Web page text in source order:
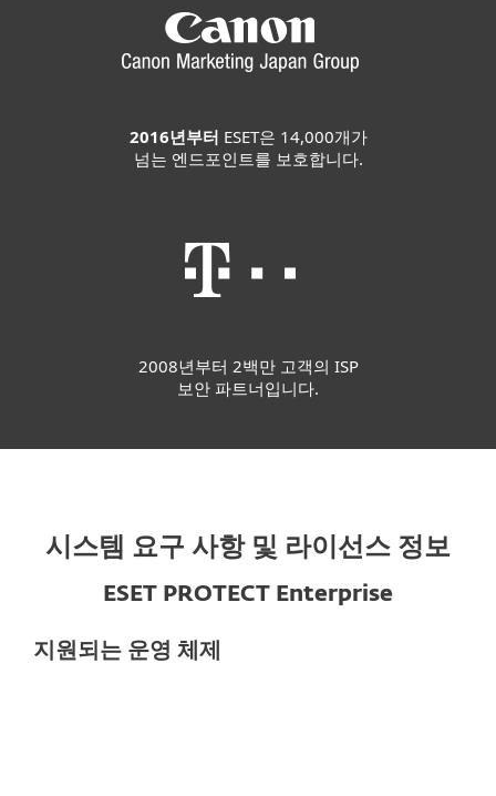
2016년부터 ESET은 14,000개가
넘는 엔드포인트를 보호합니다.
2008년부터 2백만 고객의 ISP
보안 파트너입니다.
시스템 요구 사항 및 라이선스 정보
ESET PROTECT Enterprise
지원되는 운영 체제